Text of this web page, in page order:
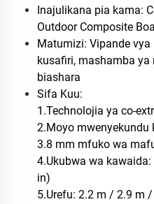
Inajulikana pia kama:
Outdoor Composite
Matumizi: Vipande
kusafiri, mashamba
biashara
Sifa Kuu:
1.Technolojia ya co-
2.Moyo mwenyekundu
3.8 mm mfuko wa
4.Ukubwa wa
in)
5.Urefu: 2.2 m / 2.9 m